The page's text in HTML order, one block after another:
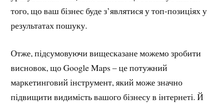
того, що ваш бізнес буде з’являтися у топ-позиціях у
результатах пошуку.
Отже, підсумовуючи вищесказане можемо зробити
висновок, що Google Maps – це потужний
маркетинговий інструмент, який може значно
підвищити видимість вашого бізнесу в інтернеті. Й